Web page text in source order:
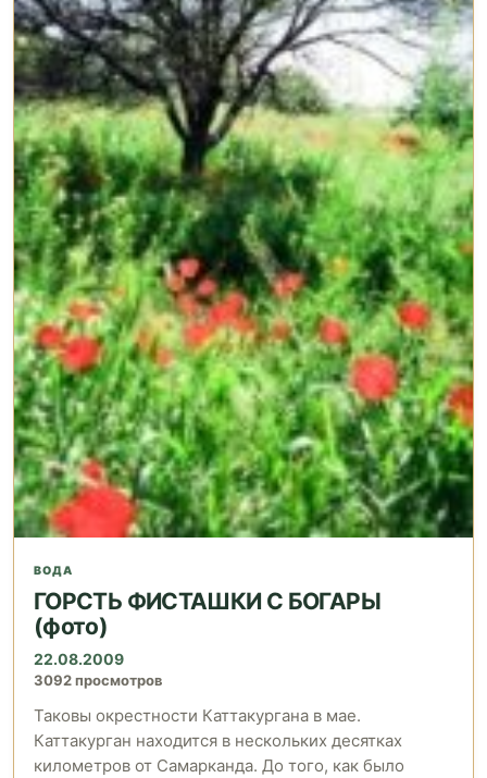
ВОДА
ГОРСТЬ ФИСТАШКИ С БОГАРЫ
(фото)
22.08.2009
3092 просмотров
Таковы окрестности Каттакургана в мае.
Каттакурган находится в нескольких десятках
километров от Самарканда. До того, как было